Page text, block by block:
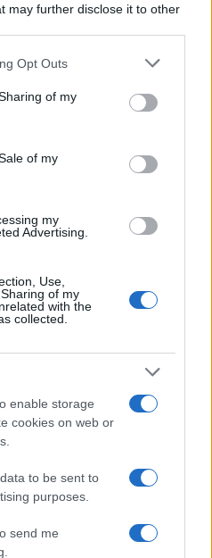
may further disclose it to other
uses one or more Google
behaviour. You may click to
and its third-party tags to
purposes in below Google
Opt Outs
of my
of my
my
Advertising.
Use,
of my
with the
collected.
enable storage
cookies on web or
to be sent to
purposes.
send me
και ακόμη 20
αιχμές για
και Βοιωτία: «Από τα
των τελευταίων 50